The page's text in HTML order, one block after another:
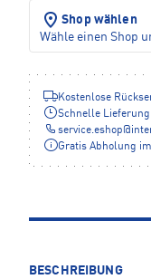
Shop wählen
Wähle einen Shop
Kostenlose
Schnelle Lieferung
service.eshop@
Gratis Abholung
BESCHREIBUNG